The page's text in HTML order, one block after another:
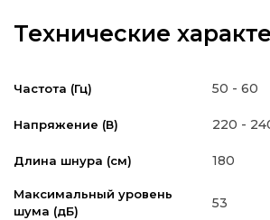
Технические
Частота (Гц) 50 - 60
Напряжение (В) 220 -
Длина шнура (см) 180
Максимальный уровень
шума (дБ)
53